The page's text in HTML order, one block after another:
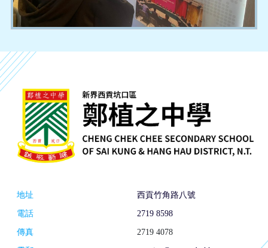
地址
西貢竹角路八號
電話
2719 8598
傳真
2719 4078